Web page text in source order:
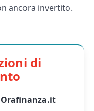
ancora invertito.
di